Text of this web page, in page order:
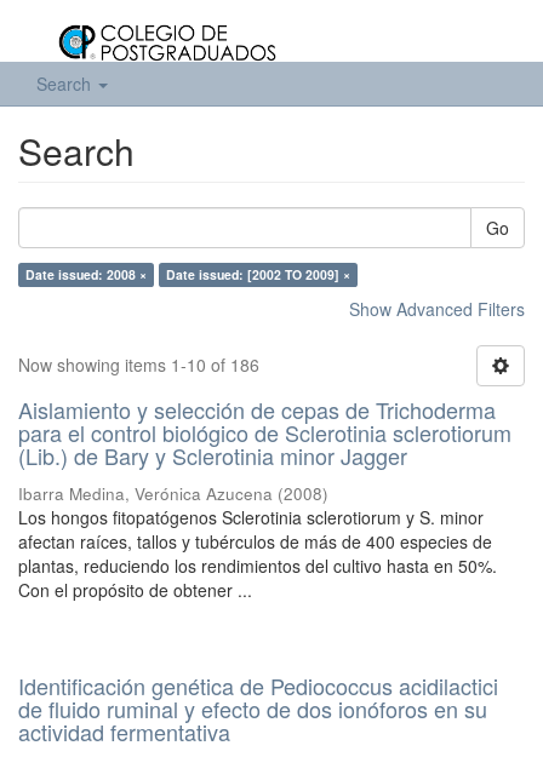
Search
Search
Go
Date issued: 2008 × Date issued: [2002 TO 2009] ×
Show Advanced Filters
Now showing items 1-10 of 186
Aislamiento y selección de cepas de Trichoderma
para el control biológico de Sclerotinia sclerotiorum
(Lib.) de Bary y Sclerotinia minor Jagger
Ibarra Medina, Verónica Azucena (2008)
Los hongos fitopatógenos Sclerotinia sclerotiorum y S. minor
afectan raíces, tallos y tubérculos de más de 400 especies de
plantas, reduciendo los rendimientos del cultivo hasta en 50%.
Con el propósito de obtener ...
Identificación genética de Pediococcus acidilactici
de fluido ruminal y efecto de dos ionóforos en su
actividad fermentativa